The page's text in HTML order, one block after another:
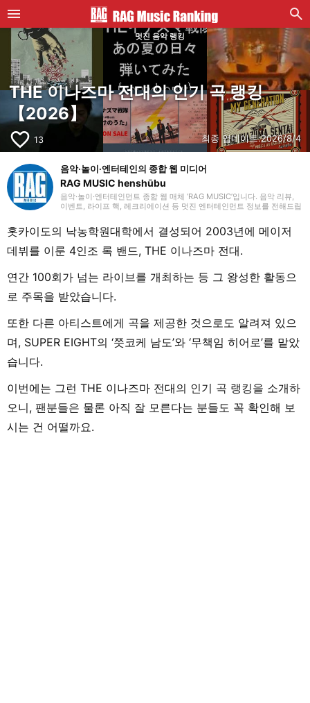
멋진 음악 랭킹
THE 이나즈마 전대의 인기 곡 랭킹
【2026】
favorite_border 13 최종 업데이트:2026/8/4
음악·놀이·엔터테인의 종합 웹 미디어
RAG MUSIC henshūbu
음악·놀이·엔터테인먼트 종합 웹 매체 ‘RAG MUSIC’입니다. 음악 리뷰,
이벤트, 라이프 핵, 레크리에이션 등 멋진 엔터테인먼트 정보를 전해드립
홋카이도의 낙농학원대학에서 결성되어 2003년에 메이저
데뷔를 이룬 4인조 록 밴드, THE 이나즈마 전대.
연간 100회가 넘는 라이브를 개최하는 등 그 왕성한 활동으
로 주목을 받았습니다.
또한 다른 아티스트에게 곡을 제공한 것으로도 알려져 있으
며, SUPER EIGHT의 ‘쯧코케 남도’와 ‘무책임 히어로’를 맡았
습니다.
이번에는 그런 THE 이나즈마 전대의 인기 곡 랭킹을 소개하
오니, 팬분들은 물론 아직 잘 모른다는 분들도 꼭 확인해 보
시는 건 어떨까요.